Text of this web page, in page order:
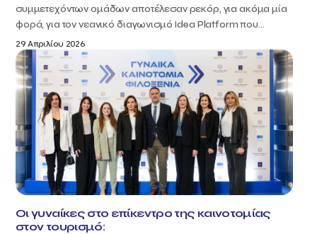
συμμετεχόντων ομάδων αποτέλεσαν ρεκόρ, για ακόμα μία
φορά, για τον νεανικό διαγωνισμό Idea Platform που...
29 Απριλίου 2026
Οι γυναίκες στο επίκεντρο της καινοτομίας
στον τουρισμό: